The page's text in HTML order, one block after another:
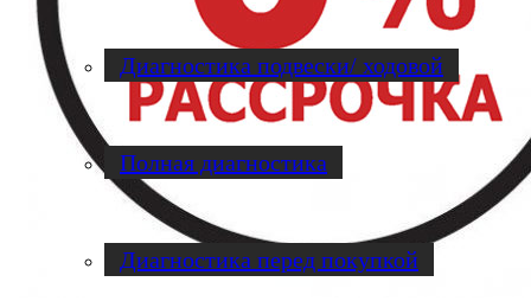
Диагностика подвески/ ходовой
Полная диагностика
Диагностика перед покупкой